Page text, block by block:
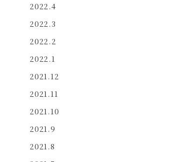
2022.4
2022.3
2022.2
2022.1
2021.12
2021.11
2021.10
2021.9
2021.8